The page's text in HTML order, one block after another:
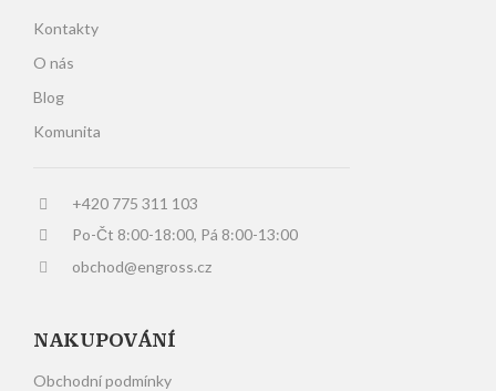
Kontakty
O nás
Blog
Komunita
+420 775 311 103
Po-Čt 8:00-18:00, Pá 8:00-13:00
obchod@engross.cz
NAKUPOVÁNÍ
Obchodní podmínky